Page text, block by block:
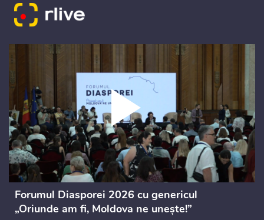
Forumul Diasporei 2026 cu genericul
„Oriunde am fi, Moldova ne unește!”